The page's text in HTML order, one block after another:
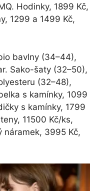
Hodinky, 1899 Kč,
1299 a 1499 Kč,
bavlny (34–44),
Sako-šaty (32–50),
(32–48),
s kamínky, 1099
s kamínky, 1799
11500 Kč/ks,
náramek, 3995 Kč,